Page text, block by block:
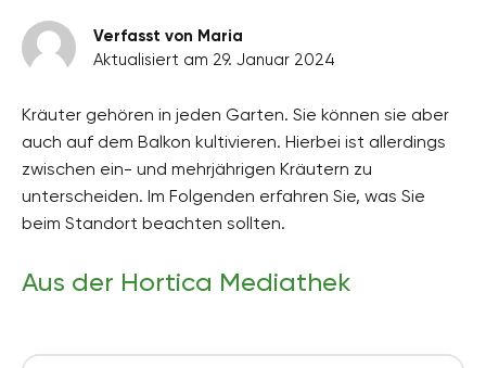
Verfasst von Maria
Aktualisiert am 29. Januar 2024
Kräuter gehören in jeden Garten. Sie können sie aber
auch auf dem Balkon kultivieren. Hierbei ist allerdings
zwischen ein- und mehrjährigen Kräutern zu
unterscheiden. Im Folgenden erfahren Sie, was Sie
beim Standort beachten sollten.
Aus der Hortica Mediathek